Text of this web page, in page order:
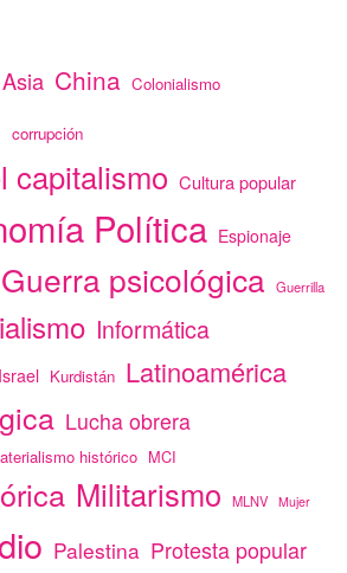
Asia China Colonialismo
corrupción
capitalismo Cultura popular
Política Espionaje
Guerra psicológica Guerrilla
Informática
Israel Kurdistán Latinoamérica
Lucha obrera
histórico MCI
Militarismo MLNV Mujer
Palestina Protesta popular